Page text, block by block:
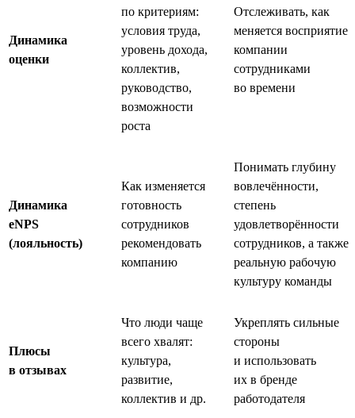
Динамика
оценки
по критериям:
условия труда,
уровень дохода,
коллектив,
руководство,
возможности
роста
Отслеживать, как
меняется восприятие
компании
сотрудниками
во времени
Динамика
eNPS
(лояльность)
Как изменяется
готовность
сотрудников
рекомендовать
компанию
Понимать глубину
вовлечённости,
степень
удовлетворённости
сотрудников, а также
реальную рабочую
культуру команды
Плюсы
в отзывах
Что люди чаще
всего хвалят:
культура,
развитие,
коллектив и др.
Укреплять сильные
стороны
и использовать
их в бренде
работодателя